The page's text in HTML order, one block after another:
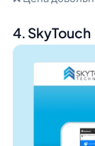
4. SkyTouch